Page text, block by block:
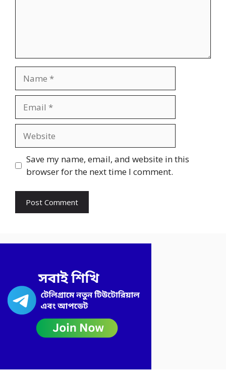
Save my name, email, and website in this
browser for the next time I comment.